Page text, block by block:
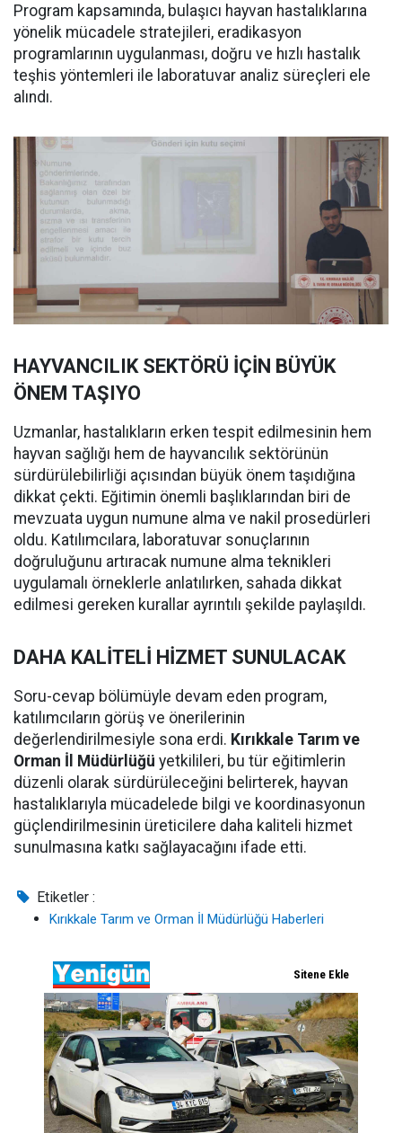
Program kapsamında, bulaşıcı hayvan hastalıklarına
yönelik mücadele stratejileri, eradikasyon
programlarının uygulanması, doğru ve hızlı hastalık
teşhis yöntemleri ile laboratuvar analiz süreçleri ele
alındı.
HAYVANCILIK SEKTÖRÜ İÇİN BÜYÜK
ÖNEM TAŞIYO
Uzmanlar, hastalıkların erken tespit edilmesinin hem
hayvan sağlığı hem de hayvancılık sektörünün
sürdürülebilirliği açısından büyük önem taşıdığına
dikkat çekti. Eğitimin önemli başlıklarından biri de
mevzuata uygun numune alma ve nakil prosedürleri
oldu. Katılımcılara, laboratuvar sonuçlarının
doğruluğunu artıracak numune alma teknikleri
uygulamalı örneklerle anlatılırken, sahada dikkat
edilmesi gereken kurallar ayrıntılı şekilde paylaşıldı.
DAHA KALİTELİ HİZMET SUNULACAK
Soru-cevap bölümüyle devam eden program,
katılımcıların görüş ve önerilerinin
değerlendirilmesiyle sona erdi. Kırıkkale Tarım ve
Orman İl Müdürlüğü yetkilileri, bu tür eğitimlerin
düzenli olarak sürdürüleceğini belirterek, hayvan
hastalıklarıyla mücadelede bilgi ve koordinasyonun
güçlendirilmesinin üreticilere daha kaliteli hizmet
sunulmasına katkı sağlayacağını ifade etti.
Etiketler :
Kırıkkale Tarım ve Orman İl Müdürlüğü Haberleri